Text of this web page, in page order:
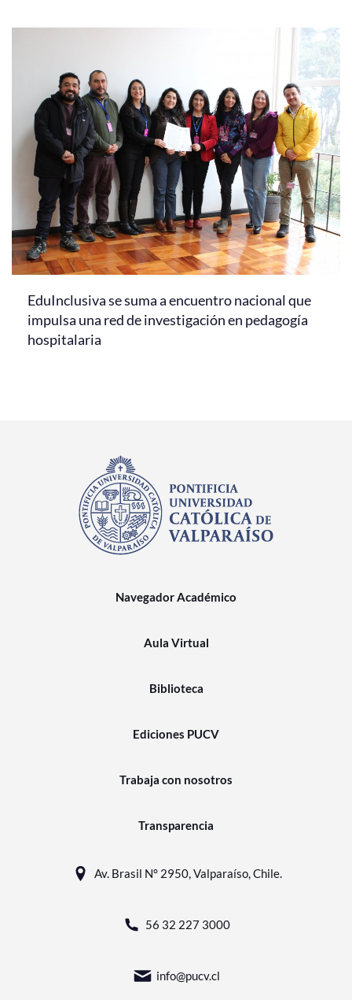
EduInclusiva se suma a encuentro nacional que
impulsa una red de investigación en pedagogía
hospitalaria
Navegador Académico
Aula Virtual
Biblioteca
Ediciones PUCV
Trabaja con nosotros
Transparencia
Av. Brasil N° 2950, Valparaíso, Chile.
56 32 227 3000
info@pucv.cl